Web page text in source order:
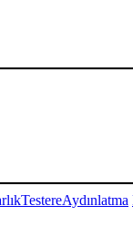
TestereAydınlatma